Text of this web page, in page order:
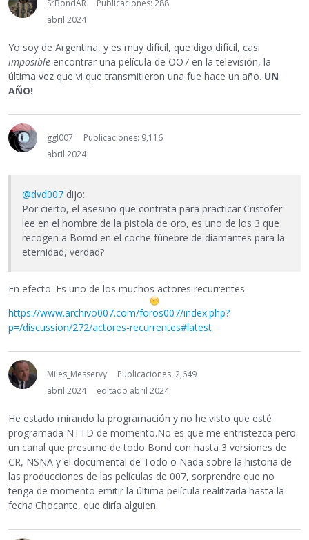
SrBondAR
Publicaciones: 288
abril 2024
Yo soy de Argentina, y es muy difícil, que digo difícil, casi
imposible encontrar una película de OO7 en la televisión, la
última vez que vi que transmitieron una fue hace un año. UN
AÑO!
ggl007
Publicaciones: 9,116
abril 2024
@dvd007 dijo:
Por cierto, el asesino que contrata para practicar Cristofer
lee en el hombre de la pistola de oro, es uno de los 3 que
recogen a Bomd en el coche fúnebre de diamantes para la
eternidad, verdad?
En efecto. Es uno de los muchos actores recurrentes
https://www.archivo007.com/foros007/index.php?
p=/discussion/272/actores-recurrentes#latest
Miles_Messervy
Publicaciones: 2,649
abril 2024
editado abril 2024
He estado mirando la programación y no he visto que esté
programada NTTD de momento.No es que me entristezca pero
un canal que presume de todo Bond con hasta 3 versiones de
CR, NSNA y el documental de Todo o Nada sobre la historia de
las producciones de las películas de 007, sorprendre que no
tenga de momento emitir la última película realitzada hasta la
fecha.Chocante, que diría alguien.